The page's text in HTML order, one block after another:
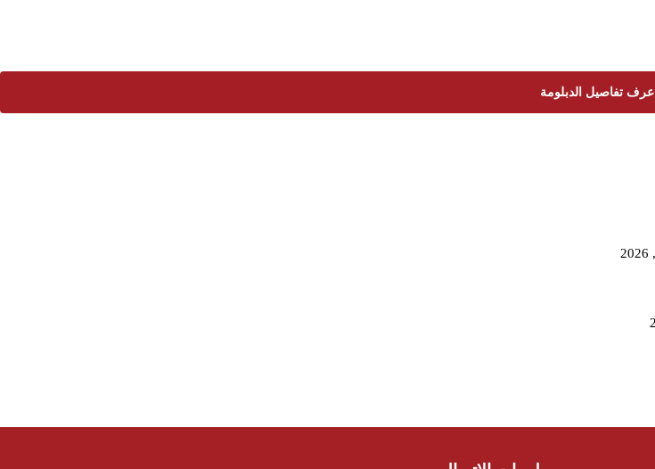
اعرف تفاصيل الدبلومة